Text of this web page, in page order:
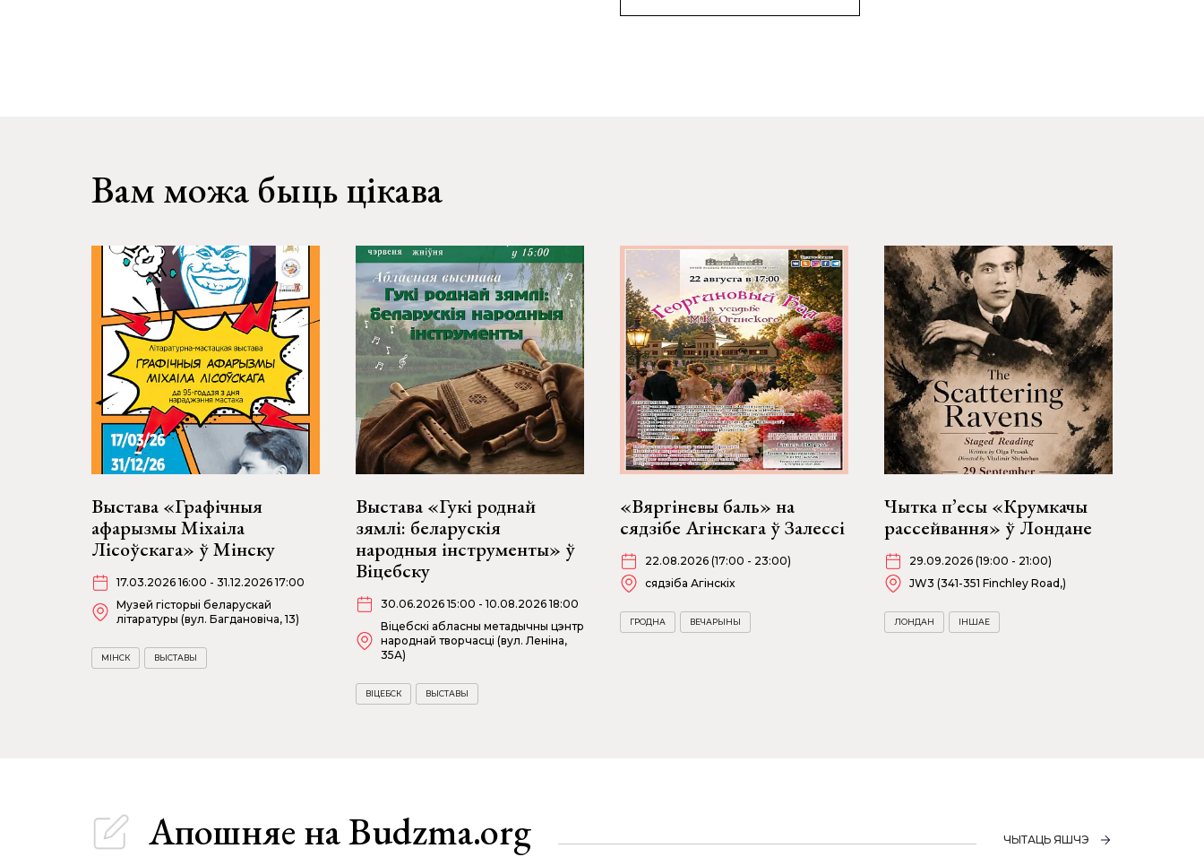
Вам можа быць цікава
Выстава «Графічныя
афарызмы Міхаіла
Лісоўскага» ў Мінску
17.03.2026 16:00 - 31.12.2026 17:00
Музей гісторыі беларускай
літаратуры (вул. Багдановіча, 13)
МІНСК ВЫСТАВЫ
Выстава «Гукі роднай
зямлі: беларускія
народныя інструменты» ў
Віцебску
30.06.2026 15:00 - 10.08.2026 18:00
Віцебскі абласны метадычны цэнтр
народнай творчасці (вул. Леніна,
35А)
ВІЦЕБСК ВЫСТАВЫ
«Вяргіневы баль» на
сядзібе Агінскага ў Залессі
22.08.2026 (17:00 - 23:00)
сядзіба Агінскіх
ГРОДНА ВЕЧАРЫНЫ
Чытка п’есы «Крумкачы
рассейвання» ў Лондане
29.09.2026 (19:00 - 21:00)
JW3 (341-351 Finchley Road,)
ЛОНДАН ІНШАЕ
Апошняе на Budzma.org ЧЫТАЦЬ ЯШЧЭ